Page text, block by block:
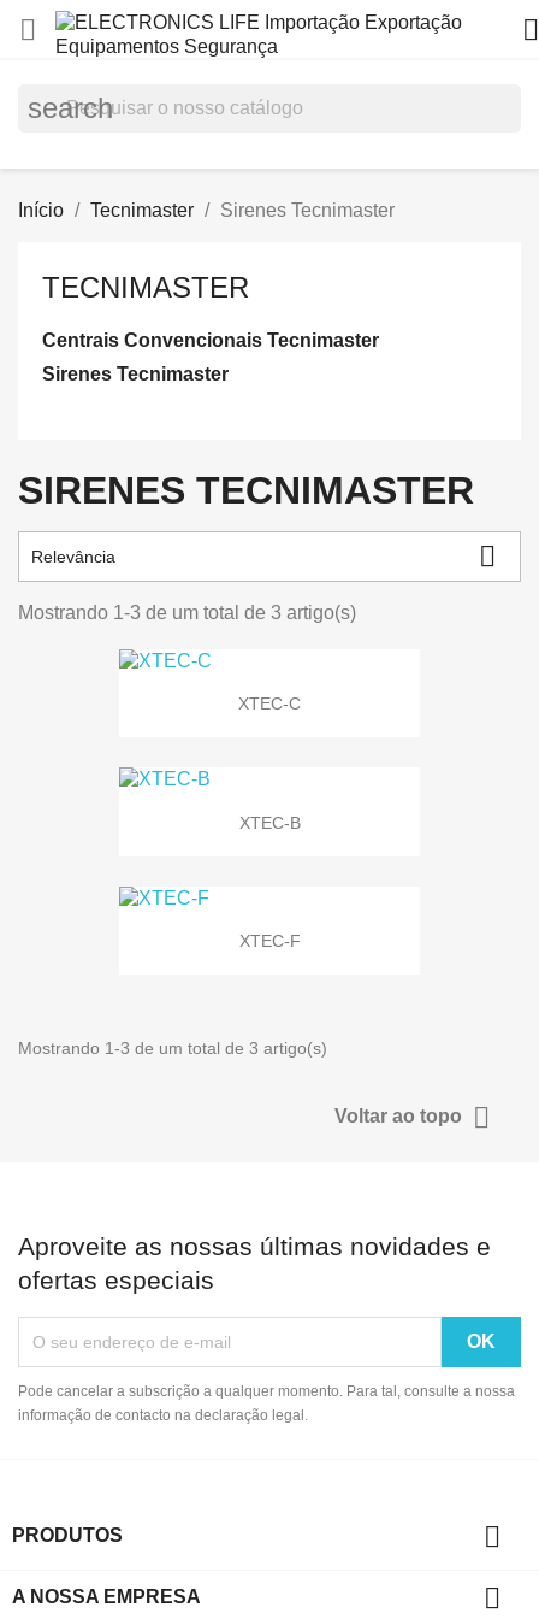
 
search
Início Tecnimaster Sirenes Tecnimaster
TECNIMASTER
Centrais Convencionais Tecnimaster
Sirenes Tecnimaster
SIRENES TECNIMASTER
Relevância 
Mostrando 1-3 de um total de 3 artigo(s)
XTEC-C
XTEC-B
XTEC-F
Mostrando 1-3 de um total de 3 artigo(s)
Voltar ao topo 
Aproveite as nossas últimas novidades e
ofertas especiais
Pode cancelar a subscrição a qualquer momento. Para tal, consulte a nossa
informação de contacto na declaração legal.
PRODUTOS 
A NOSSA EMPRESA 